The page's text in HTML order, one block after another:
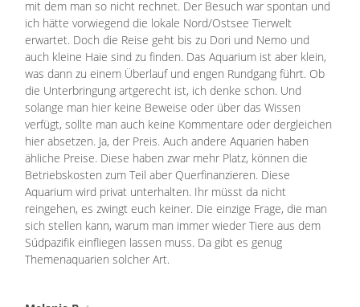
mit dem man so nicht rechnet. Der Besuch war spontan und
ich hätte vorwiegend die lokale Nord/Ostsee Tierwelt
erwartet. Doch die Reise geht bis zu Dori und Nemo und
auch kleine Haie sind zu finden. Das Aquarium ist aber klein,
was dann zu einem Überlauf und engen Rundgang führt. Ob
die Unterbringung artgerecht ist, ich denke schon. Und
solange man hier keine Beweise oder über das Wissen
verfügt, sollte man auch keine Kommentare oder dergleichen
hier absetzen. Ja, der Preis. Auch andere Aquarien haben
ähliche Preise. Diese haben zwar mehr Platz, können die
Betriebskosten zum Teil aber Querfinanzieren. Diese
Aquarium wird privat unterhalten. Ihr müsst da nicht
reingehen, es zwingt euch keiner. Die einzige Frage, die man
sich stellen kann, warum man immer wieder Tiere aus dem
Súdpazifik einfliegen lassen muss. Da gibt es genug
Themenaquarien solcher Art.